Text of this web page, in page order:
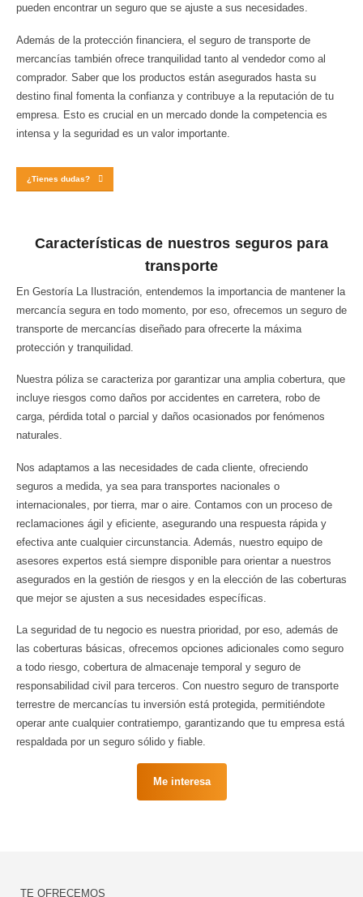
pueden encontrar un seguro que se ajuste a sus necesidades.
Además de la protección financiera, el seguro de transporte de
mercancías también ofrece tranquilidad tanto al vendedor como al
comprador. Saber que los productos están asegurados hasta su
destino final fomenta la confianza y contribuye a la reputación de tu
empresa. Esto es crucial en un mercado donde la competencia es
intensa y la seguridad es un valor importante.
¿Tienes dudas?
Características de nuestros seguros para
transporte
En Gestoría La Ilustración, entendemos la importancia de mantener la
mercancía segura en todo momento, por eso, ofrecemos un seguro de
transporte de mercancías diseñado para ofrecerte la máxima
protección y tranquilidad.
Nuestra póliza se caracteriza por garantizar una amplia cobertura, que
incluye riesgos como daños por accidentes en carretera, robo de
carga, pérdida total o parcial y daños ocasionados por fenómenos
naturales.
Nos adaptamos a las necesidades de cada cliente, ofreciendo
seguros a medida, ya sea para transportes nacionales o
internacionales, por tierra, mar o aire. Contamos con un proceso de
reclamaciones ágil y eficiente, asegurando una respuesta rápida y
efectiva ante cualquier circunstancia. Además, nuestro equipo de
asesores expertos está siempre disponible para orientar a nuestros
asegurados en la gestión de riesgos y en la elección de las coberturas
que mejor se ajusten a sus necesidades específicas.
La seguridad de tu negocio es nuestra prioridad, por eso, además de
las coberturas básicas, ofrecemos opciones adicionales como seguro
a todo riesgo, cobertura de almacenaje temporal y seguro de
responsabilidad civil para terceros. Con nuestro seguro de transporte
terrestre de mercancías tu inversión está protegida, permitiéndote
operar ante cualquier contratiempo, garantizando que tu empresa está
respaldada por un seguro sólido y fiable.
Me interesa
TE OFRECEMOS